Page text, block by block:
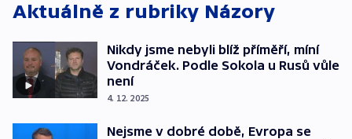
Aktuálně z rubriky Názory
Nikdy jsme nebyli blíž příměří, míní
Vondráček. Podle Sokola u Rusů vůle
není
4. 12. 2025
Nejsme v dobré době, Evropa se